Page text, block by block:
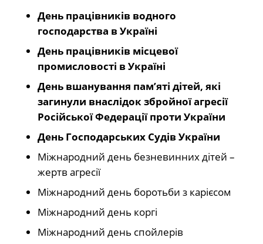
День працівників водного
господарства в Україні
День працівників місцевої
промисловості в Україні
День вшанування пам’яті дітей, які
загинули внаслідок збройної агресії
Російської Федерації проти України
День Господарських Судів України
Міжнародний день безневинних дітей –
жертв агресії
Міжнародний день боротьби з карієсом
Міжнародний день коргі
Міжнародний день спойлерів